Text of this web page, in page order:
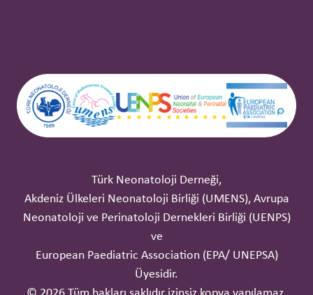
Türk Neonatoloji Derneği,
Akdeniz Ülkeleri Neonatoloji Birliği (UMENS), Avrupa
Neonatoloji ve Perinatoloji Dernekleri Birliği (UENPS)
ve
European Paediatric Association (EPA/ UNEPSA)
Üyesidir.